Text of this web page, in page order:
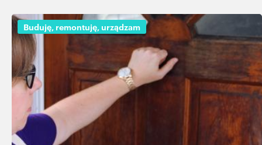
Buduję, remontuję, urządzam